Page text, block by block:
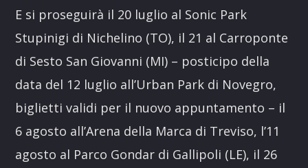
E si proseguirà il 20 luglio al Sonic Park
Stupinigi di Nichelino (TO), il 21 al Carroponte
di Sesto San Giovanni (MI) – posticipo della
data del 12 luglio all’Urban Park di Novegro,
biglietti validi per il nuovo appuntamento – il
6 agosto all’Arena della Marca di Treviso, l’11
agosto al Parco Gondar di Gallipoli (LE), il 26